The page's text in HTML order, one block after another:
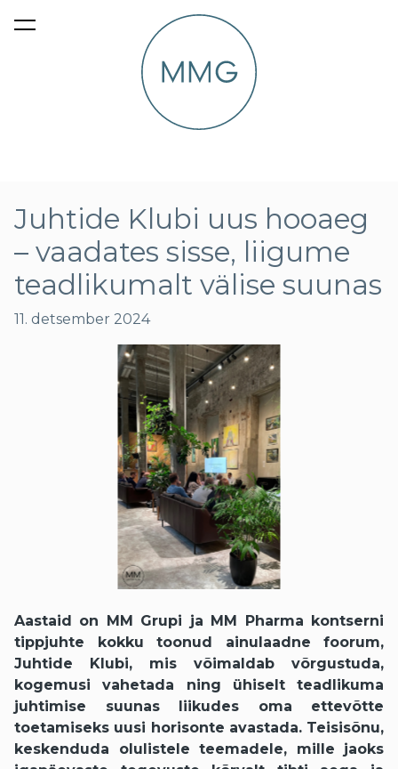
lisati ostukorvi. Vaata ostukorvi
Juhtide Klubi uus hooaeg
– vaadates sisse, liigume
teadlikumalt välise suunas
11. detsember 2024
Aastaid on MM Grupi ja MM Pharma kontserni
tippjuhte kokku toonud ainulaadne foorum,
Juhtide Klubi, mis võimaldab võrgustuda,
kogemusi vahetada ning ühiselt teadlikuma
juhtimise suunas liikudes oma ettevõtte
toetamiseks uusi horisonte avastada. Teisisõnu,
keskenduda olulistele teemadele, mille jaoks